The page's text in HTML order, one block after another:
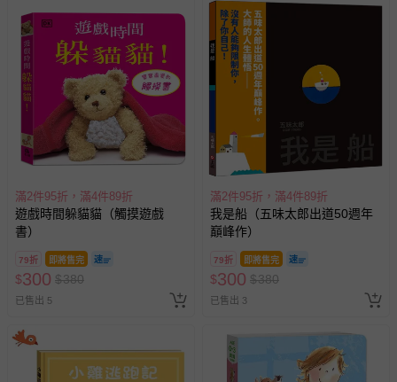
滿2件95折，滿4件89折
遊戲時間躲貓貓（觸摸遊戲
書）
79折 即將售完
$300 $380
已售出 5
滿2件95折，滿4件89折
我是船（五味太郎出道50週年
巔峰作）
79折 即將售完
$300 $380
已售出 3